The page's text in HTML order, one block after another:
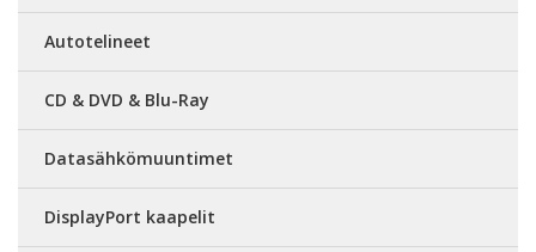
Autotelineet
CD & DVD & Blu-Ray
Datasähkömuuntimet
DisplayPort kaapelit